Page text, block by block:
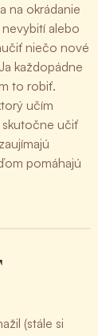
na okrádanie
alebo
niečo nové
každopádne
to robiť.
učím
učiť
pomáhajú
(stále si